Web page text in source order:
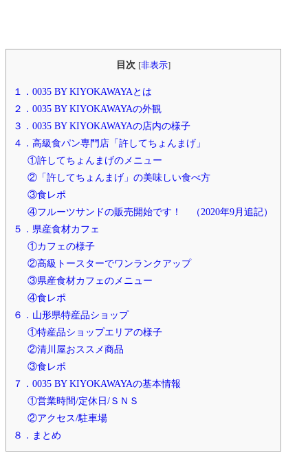
目次 [非表示]
１．0035 BY KIYOKAWAYAとは
２．0035 BY KIYOKAWAYAの外観
３．0035 BY KIYOKAWAYAの店内の様子
４．高級食パン専門店「許してちょんまげ」
①許してちょんまげのメニュー
②「許してちょんまげ」の美味しい食べ方
③食レポ
④フルーツサンドの販売開始です！ （2020年9月追記）
５．県産食材カフェ
①カフェの様子
②高級トースターでワンランクアップ
③県産食材カフェのメニュー
④食レポ
６．山形県特産品ショップ
①特産品ショップエリアの様子
②清川屋おススメ商品
③食レポ
７．0035 BY KIYOKAWAYAの基本情報
①営業時間/定休日/ＳＮＳ
②アクセス/駐車場
８．まとめ